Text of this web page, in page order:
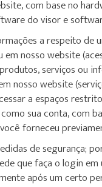
com base no
do visor e
a respeito de
em nosso website
serviços ou
nosso website
a espaços
sua conta, com
forneceu
de segurança;
que faça o login em
após um certo